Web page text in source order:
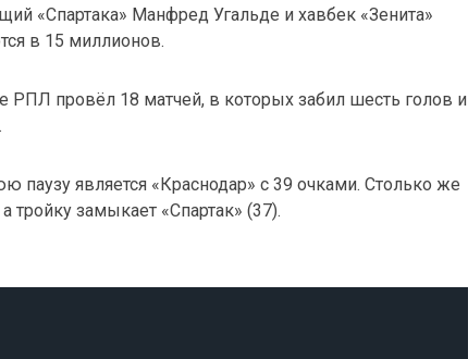
«Спартака» Манфред Угальде и хавбек «Зенита»
в 15 миллионов.
провёл 18 матчей, в которых забил шесть голов и
является «Краснодар» с 39 очками. Столько же
тройку замыкает «Спартак» (37).